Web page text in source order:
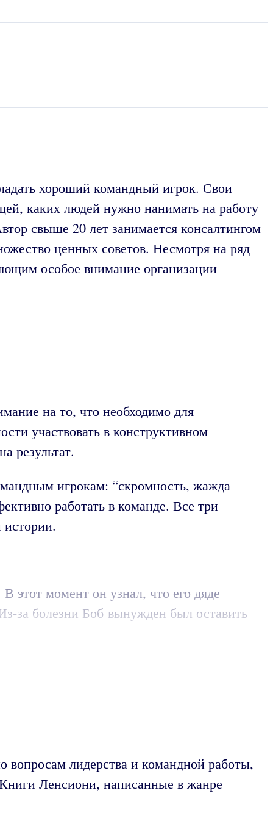
хороший командный игрок. Свои
каких людей нужно нанимать на работу
свыше 20 лет занимается консалтингом
ценных советов. Несмотря на ряд
особое внимание организации
на то, что необходимо для
участвовать в конструктивном
результат.
игрокам: “скромность, жажда
работать в команде. Все три
момент он узнал, что его дяде
за болезни Боб вынужден был оставить
вопросам лидерства и командной работы,
Ленсиони, написанные в жанре